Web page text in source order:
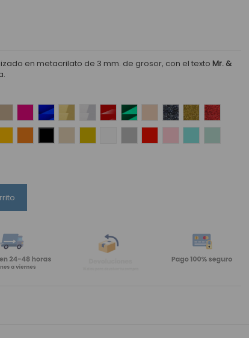
en metacrilato de 3 mm. de grosor, con el texto Mr. &
FucsiaEfecto espejo azul
Efecto espejo Oro
Efecto espejo Plata
Efecto espejo Rojo
Efecto espejo verde
Efecto espejo oro rosado
Glitter Negro
Glitter OroGlitter Rojo